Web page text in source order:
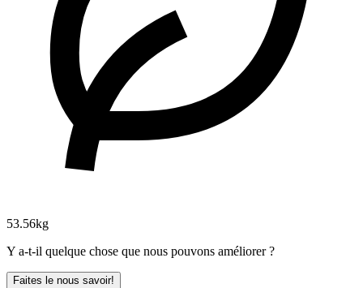
53.56kg
Y a-t-il quelque chose que nous pouvons améliorer ?
Faites le nous savoir!